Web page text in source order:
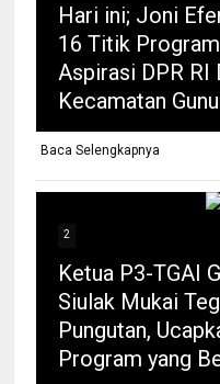
Hari ini; Joni
16 Titik
Aspirasi DPR RI
Kecamatan
Baca Selengkapnya
2
Ketua P3-TGAI
Siulak Mukai
Pungutan,
Program yang